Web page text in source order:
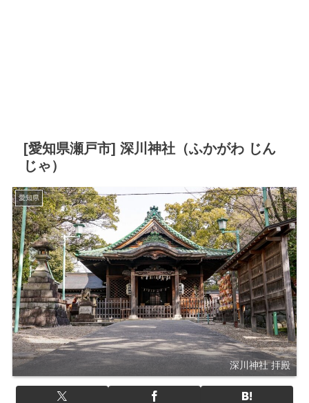
[愛知県瀬戸市] 深川神社（ふかがわ じん
じゃ）
愛知県
深川神社 拝殿